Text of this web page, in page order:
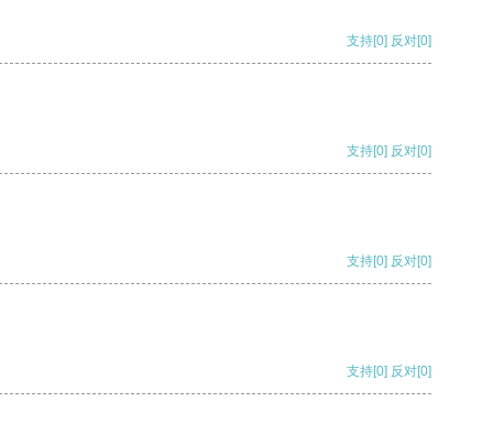
支持[0] 反对[0]
支持[0] 反对[0]
支持[0] 反对[0]
支持[0] 反对[0]